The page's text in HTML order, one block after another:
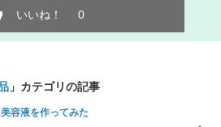
いいね！ 0
」カテゴリの記事
容液を作ってみた